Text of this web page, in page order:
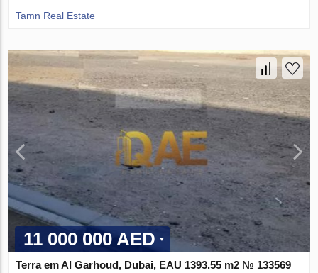
Tamn Real Estate
11 000 000 AED
Terra em Al Garhoud, Dubai, EAU 1393.55 m2 № 133569